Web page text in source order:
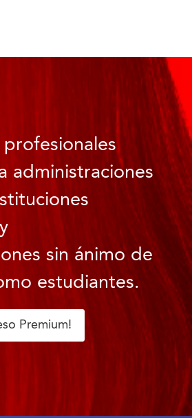
administraciones
sin ánimo de
estudiantes.
Premium!